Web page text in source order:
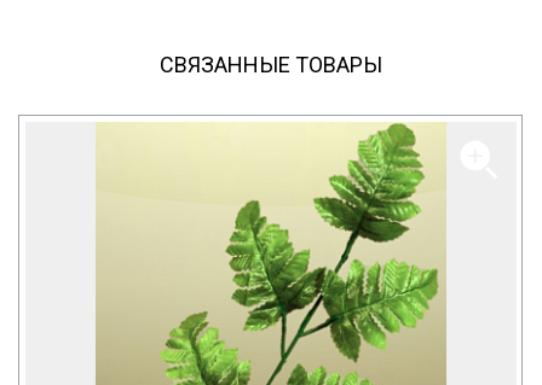
СВЯЗАННЫЕ ТОВАРЫ